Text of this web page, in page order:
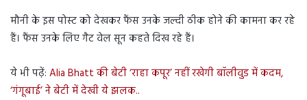
मौनी के इस पोस्ट को देखकर फैंस उनके जल्दी ठीक होने की कामना कर रहे
हैं। फैंस उनके लिए गैट वेल सून कहते दिख रहे हैं।
ये भी पढ़ें: Alia Bhatt की बेटी ‘राहा कपूर’ नहीं रखेगी बॉलीवुड में कदम,
‘गंगूबाई’ ने बेटी में देखी ये झलक..